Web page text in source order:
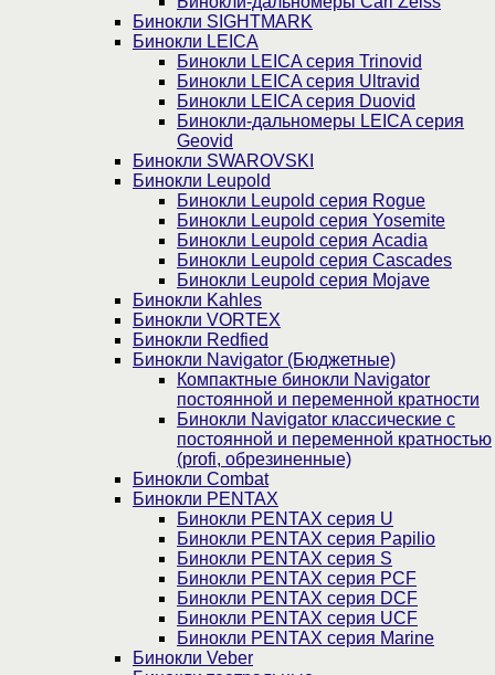
Бинокли SIGHTMARK
Бинокли LEICA
Бинокли LEICA серия Trinovid
Бинокли LEICA серия Ultravid
Бинокли LEICA серия Duovid
Бинокли-дальномеры LEICA серия
Geovid
Бинокли SWAROVSKI
Бинокли Leupold
Бинокли Leupold серия Rogue
Бинокли Leupold серия Yosemite
Бинокли Leupold серия Acadia
Бинокли Leupold серия Cascades
Бинокли Leupold серия Mojave
Бинокли Kahles
Бинокли VORTEX
Бинокли Redfied
Бинокли Navigator (Бюджетные)
Компактные бинокли Navigator
постоянной и переменной кратности
Бинокли Navigator классические с
постоянной и переменной кратностью
(profi, обрезиненные)
Бинокли Combat
Бинокли PENTAX
Бинокли PENTAX серия U
Бинокли PENTAX серия Papilio
Бинокли PENTAX серия S
Бинокли PENTAX серия PCF
Бинокли PENTAX серия DCF
Бинокли PENTAX серия UCF
Бинокли PENTAX серия Marine
Бинокли Veber